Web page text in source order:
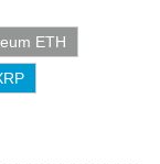
ETH